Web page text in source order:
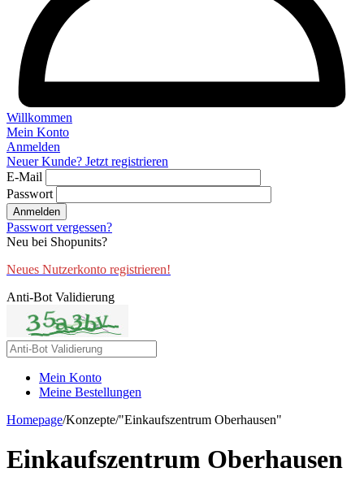
Willkommen
Mein Konto
Anmelden
Neuer Kunde? Jetzt registrieren
E-Mail
Passwort
Anmelden
Passwort vergessen?
Neu bei Shopunits?
Neues Nutzerkonto registrieren!
Anti-Bot Validierung
Mein Konto
Meine Bestellungen
Homepage/Konzepte/"Einkaufszentrum Oberhausen"
Einkaufszentrum Oberhausen